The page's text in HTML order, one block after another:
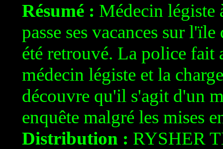
Résumé : Médecin
passe ses vacances sur
été retrouvé. La police fait
médecin légiste et la
découvre qu'il s'agit d'un
enquête malgré les mises
Distribution : RYSHER